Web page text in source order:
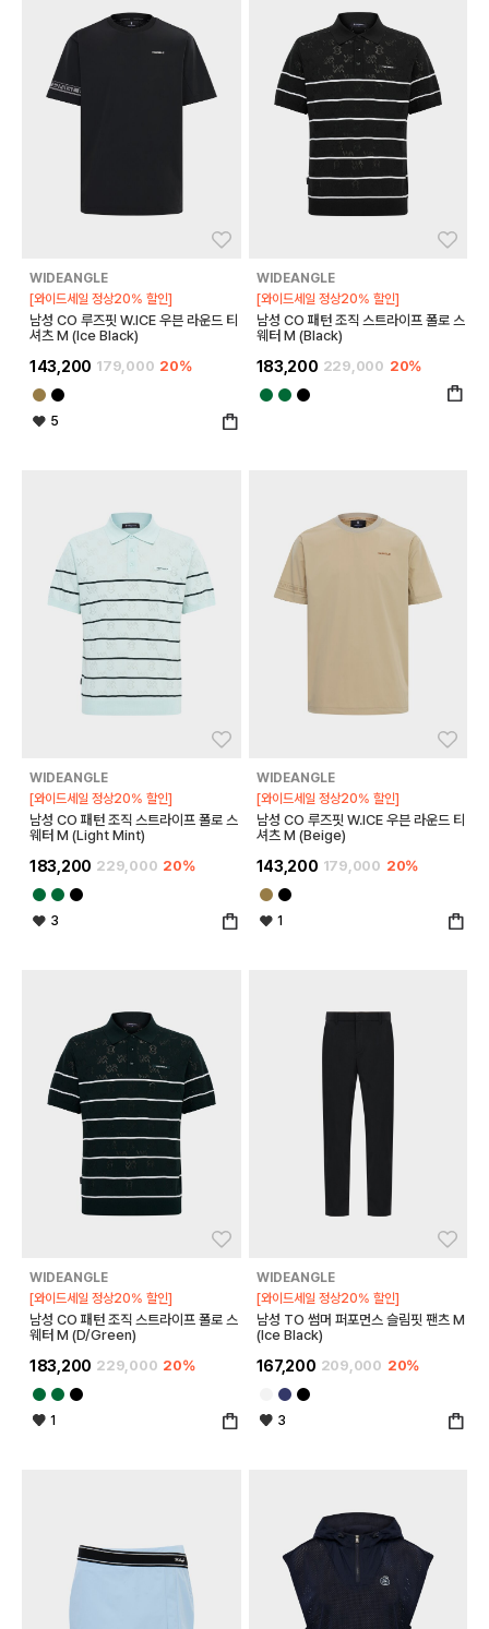
WIDEANGLE
[와이드세일 정상20% 할인]
남성 CO 루즈핏 W.ICE 우븐 라운드 티
셔츠 M (Ice Black)
143,200 179,000 20%
5
WIDEANGLE
[와이드세일 정상20% 할인]
남성 CO 패턴 조직 스트라이프 폴로 스
웨터 M (Black)
183,200 229,000 20%
WIDEANGLE
[와이드세일 정상20% 할인]
남성 CO 패턴 조직 스트라이프 폴로 스
웨터 M (Light Mint)
183,200 229,000 20%
3
WIDEANGLE
[와이드세일 정상20% 할인]
남성 CO 루즈핏 W.ICE 우븐 라운드 티
셔츠 M (Beige)
143,200 179,000 20%
1
WIDEANGLE
[와이드세일 정상20% 할인]
남성 CO 패턴 조직 스트라이프 폴로 스
웨터 M (D/Green)
183,200 229,000 20%
1
WIDEANGLE
[와이드세일 정상20% 할인]
남성 TO 썸머 퍼포먼스 슬림핏 팬츠 M
(Ice Black)
167,200 209,000 20%
3